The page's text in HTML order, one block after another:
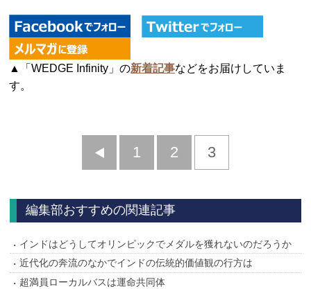
▲「WEDGE Infinity」の新着記事などをお届けしていま
す。
前
1 2 3
編集部おすすめの関連記事
インドはどうしてオリンピックでメダルを獲れないのだろうか
近代化の奔流のなかでインドの伝統的価値観の行方は
超満員ローカルバスは運命共同体